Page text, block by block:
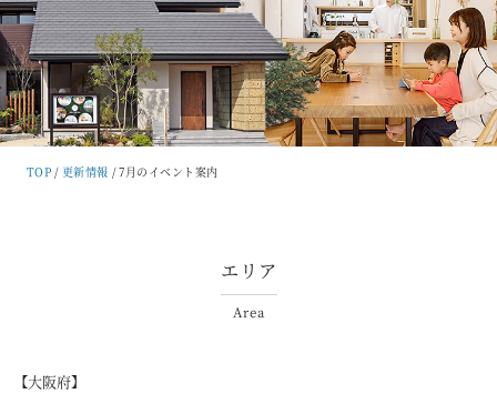
TOP 更新情報 7月のイベント案内
エリア
Area
【大阪府】